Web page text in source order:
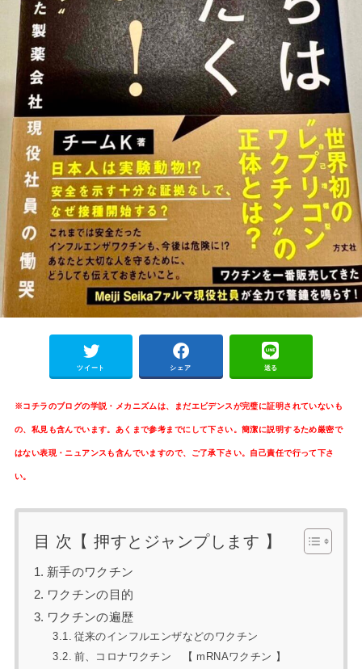
ツイート シェア 送る
※コチラのブログの学説・メカニズムは、まだエビデンスが完璧に証明されていないも
の、私見も含んでいます。あくまで参考までにして下さい。簡潔に説明するため厳密で
はない表現・ニュアンスも含んでいますので、ご了承下さい。自己責任で行って下さ
い。
目 次【 押すとジャンプします 】
新手のワクチン
ワクチンの目的
ワクチンの遍歴
従来のインフルエンザなどのワクチン
前、コロナワクチン 【 mRNAワクチン 】